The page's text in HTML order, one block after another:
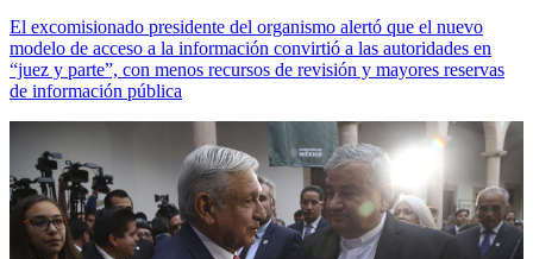
El excomisionado presidente del organismo alertó que el nuevo
modelo de acceso a la información convirtió a las autoridades en
“juez y parte”, con menos recursos de revisión y mayores reservas
de información pública